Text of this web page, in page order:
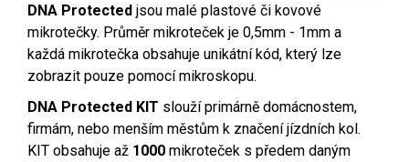
DNA Protected jsou malé plastové či kovové
mikrotečky. Průměr mikroteček je 0,5mm - 1mm a
každá mikrotečka obsahuje unikátní kód, který lze
zobrazit pouze pomocí mikroskopu.
DNA Protected KIT slouží primárně domácnostem,
firmám, nebo menším městům k značení jízdních kol.
KIT obsahuje až 1000 mikroteček s předem daným